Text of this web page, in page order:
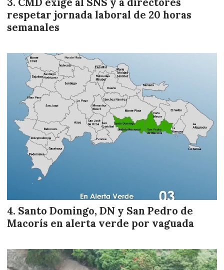
respetar jornada laboral de 20 horas
semanales
Santo Domingo, DN y San Pedro de
Macorís en alerta verde por vaguada